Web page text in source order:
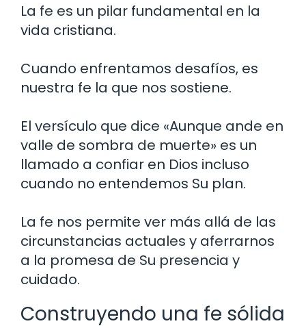
La fe es un pilar fundamental en la
vida cristiana.
Cuando enfrentamos desafíos, es
nuestra fe la que nos sostiene.
El versículo que dice «Aunque ande en
valle de sombra de muerte» es un
llamado a confiar en Dios incluso
cuando no entendemos Su plan.
La fe nos permite ver más allá de las
circunstancias actuales y aferrarnos
a la promesa de Su presencia y
cuidado.
Construyendo una fe sólida